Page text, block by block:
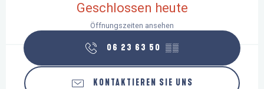
Geschlossen heute
Öffnungszeiten ansehen
06 23 63 50 ▒▒
KONTAKTIEREN SIE UNS